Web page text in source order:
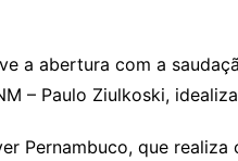
a abertura com a
– Paulo Ziulkoski,
Pernambuco, que realiza